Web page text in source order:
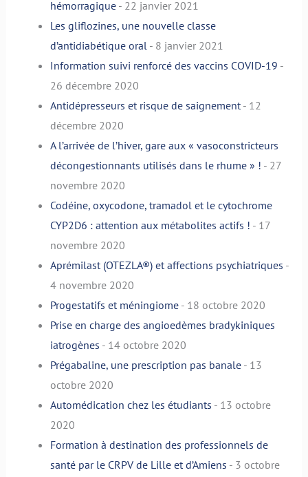
hémorragique- 22 janvier 2021
Les gliflozines, une nouvelle classe
d’antidiabétique oral- 8 janvier 2021
Information suivi renforcé des vaccins COVID-19 -
26 décembre 2020
Antidépresseurs et risque de saignement- 12
décembre 2020
A l’arrivée de l’hiver, gare aux « vasoconstricteurs
décongestionnants utilisés dans le rhume » ! - 27
novembre 2020
Codéine, oxycodone, tramadol et le cytochrome
CYP2D6 : attention aux métabolites actifs ! - 17
novembre 2020
Aprémilast (OTEZLA®) et affections psychiatriques -
4 novembre 2020
Progestatifs et méningiome- 18 octobre 2020
Prise en charge des angioedèmes bradykiniques
iatrogènes - 14 octobre 2020
Prégabaline, une prescription pas banale- 13
octobre 2020
Automédication chez les étudiants - 13 octobre
2020
Formation à destination des professionnels de
santé par le CRPV de Lille et d’Amiens - 3 octobre